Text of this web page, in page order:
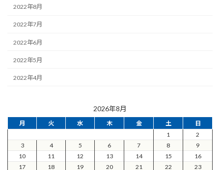
2022年8月
2022年7月
2022年6月
2022年5月
2022年4月
2026年8月
月 火 水 木 金 土
日
1
2
3
4 5 6 7 8
9
10
11 12 13 14 15
16
17
18 19 20 21 22
23